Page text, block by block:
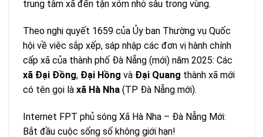
trung tâm xã đến tận xóm nhỏ sâu trong vùng.
Theo nghị quyết 1659 của Ủy ban Thường vụ Quốc
hội về việc sắp xếp, sáp nhập các đơn vị hành chính
cấp xã của thành phố Đà Nẵng (mới) năm 2025: Các
xã Đại Đồng, Đại Hồng và Đại Quang thành xã mới
có tên gọi là xã Hà Nha (TP Đà Nẵng mới).
Internet FPT phủ sóng Xã Hà Nha – Đà Nẵng Mới:
Bắt đầu cuộc sống số không giới hạn!